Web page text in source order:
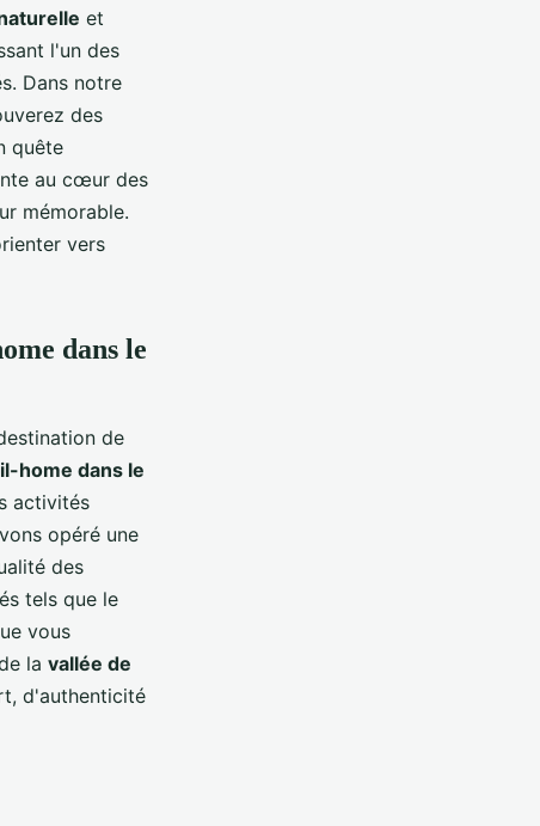
et
l'un des
Dans notre
des
quête
au cœur des
mémorable.
vers
dans le
de
home dans le
activités
opéré une
des
tels que le
vous
la vallée de
d'authenticité